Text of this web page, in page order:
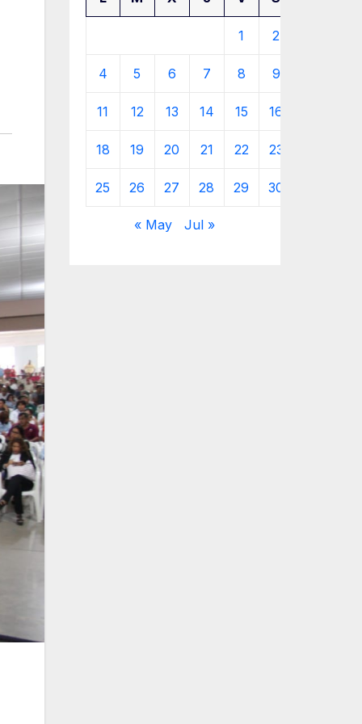
1 2
4 5 6 7 8 9
11 12 13 14 15 16
18 19 20 21 22 23
25 26 27 28 29 30
« May Jul »